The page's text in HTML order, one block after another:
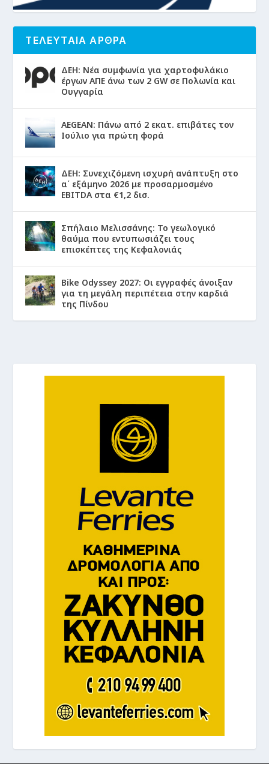
ΤΕΛΕΥΤΑΙΑ ΑΡΘΡΑ
ΔΕΗ: Νέα συμφωνία για χαρτοφυλάκιο
έργων ΑΠΕ άνω των 2 GW σε Πολωνία και
Ουγγαρία
AEGEAN: Πάνω από 2 εκατ. επιβάτες τον
Ιούλιο για πρώτη φορά
ΔΕΗ: Συνεχιζόμενη ισχυρή ανάπτυξη στο
α΄ εξάμηνο 2026 με προσαρμοσμένο
EBITDA στα €1,2 δισ.
Σπήλαιο Μελισσάνης: Το γεωλογικό
θαύμα που εντυπωσιάζει τους
επισκέπτες της Κεφαλονιάς
Bike Odyssey 2027: Οι εγγραφές άνοιξαν
για τη μεγάλη περιπέτεια στην καρδιά
της Πίνδου